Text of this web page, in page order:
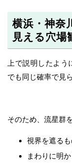
横浜・神奈
見える穴場
上で説明したよ
でも同じ確率で見
そのため、流星群
視界を遮る
まわりに明